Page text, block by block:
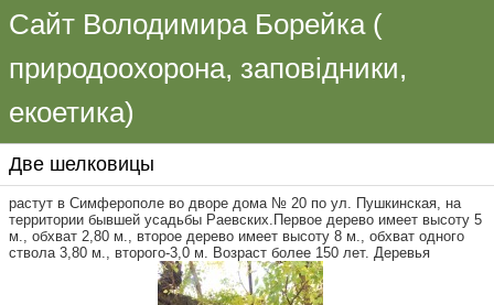
Сайт Володимира Борейка (
природоохорона, заповідники,
екоетика)
Две шелковицы
растут в Симферополе во дворе дома № 20 по ул. Пушкинская, на
территории бывшей усадьбы Раевских.Первое дерево имеет высоту 5
м., обхват 2,80 м., второе дерево имеет высоту 8 м., обхват одного
ствола 3,80 м., второго-3,0 м. Возраст более 150 лет. Деревья